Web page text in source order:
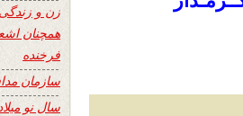
زن و
همچنان
فرخنده
سازمان
سال نو